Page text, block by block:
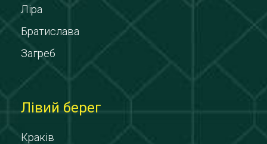
Ліра
Братислава
Загреб
Лівий берег
Краків